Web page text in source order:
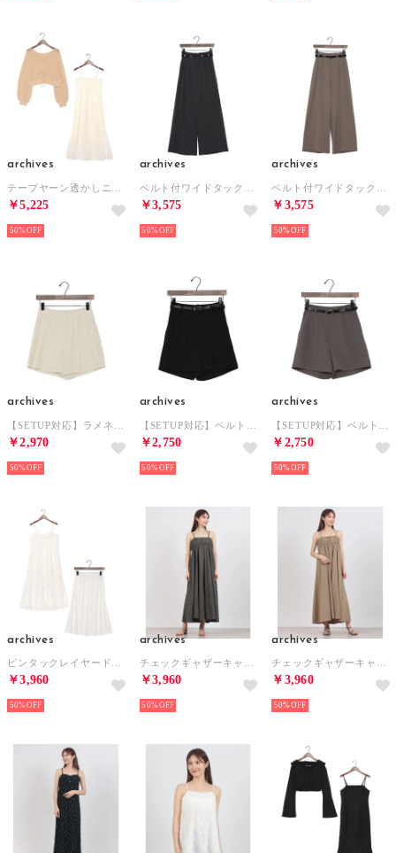
archives
￥5,225
50%
archives
￥3,575
50%
archives
￥3,575
50%
archives
￥2,970
50%
archives
￥2,750
50%
archives
￥2,750
50%
archives
￥3,960
50%
archives
￥3,960
50%
archives
￥3,960
50%